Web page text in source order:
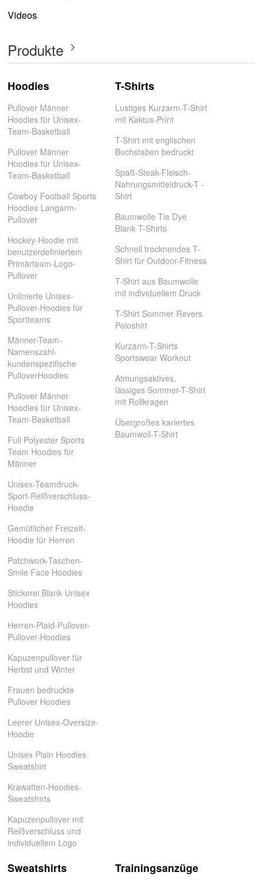
Videos
Produkte
Hoodies
Pullover Männer
Hoodies für Unisex-
Team-Basketball
Pullover Männer
Hoodies für Unisex-
Team-Basketball
Cowboy Football Sports
Hoodies Langarm-
Pullover
Hockey-Hoodie mit
benutzerdefiniertem
Primärteam-Logo-
Pullover
Unlinierte Unisex-
Pullover-Hoodies für
Sportteams
Männer-Team-
Namenszahl-
kundenspezifische
PulloverHoodies
Pullover Männer
Hoodies für Unisex-
Team-Basketball
Full Polyester Sports
Team Hoodies für
Männer
Unisex-Teamdruck-
Sport-Reißverschluss-
Hoodie
Gemütlicher Freizeit-
Hoodie für Herren
Patchwork-Taschen-
Smile Face Hoodies
Stickerei Blank Unisex
Hoodies
Herren-Plaid-Pullover-
Pullover-Hoodies
Kapuzenpullover für
Herbst und Winter
Frauen bedruckte
Pullover Hoodies
Leerer Unisex-Oversize-
Hoodie
Unisex Plain Hoodies
Sweatshirt
Krawatten-Hoodies-
Sweatshirts
Kapuzenpullover mit
Reißverschluss und
individuellem Logo
T-Shirts
Lustiges Kurzarm-T-Shirt
mit Kaktus-Print
T-Shirt mit englischen
Buchstaben bedruckt
Spaß-Steak-Fleisch-
Nahrungsmitteldruck-T -
Shirt
Baumwolle Tie Dye
Blank T-Shirts
Schnell trocknendes T-
Shirt für Outdoor-Fitness
T-Shirt aus Baumwolle
mit individuellem Druck
T-Shirt Sommer Revers
Poloshirt
Kurzarm-T-Shirts
Sportswear Workout
Atmungsaktives,
lässiges Sommer-T-Shirt
mit Rollkragen
Übergroßes kariertes
Baumwoll-T-Shirt
Sweatshirts Trainingsanzüge